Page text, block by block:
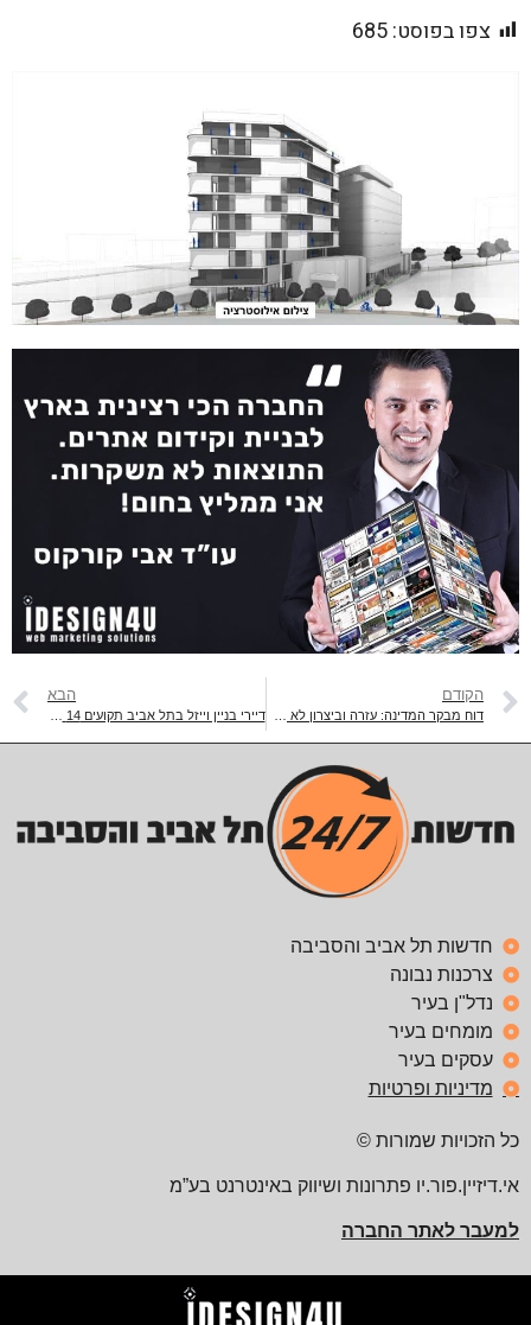
צפו בפוסט:685
הקודם הבא
חדשות תל אביב והסביבה
צרכנות נבונה
נדל"ן בעיר
מומחים בעיר
עסקים בעיר
מדיניות ופרטיות
כל הזכויות שמורות ©
אי.דיזיין.פור.יו פתרונות ושיווק באינטרנט בע”מ
למעבר לאתר החברה